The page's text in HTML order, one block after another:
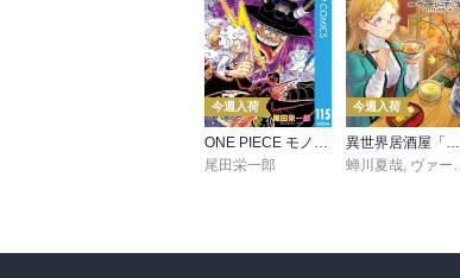
今週入荷
ONE PIECE モノクロ版 115
尾田栄一郎
今週入荷
異世界居酒屋「のぶ」(22)
蝉川夏哉, ヴァージニア二等兵